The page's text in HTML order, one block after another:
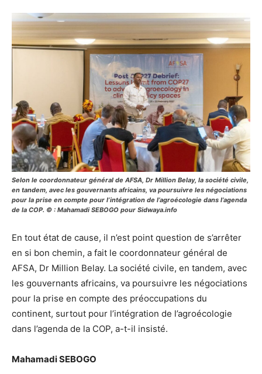
Selon le coordonnateur général de AFSA, Dr Million Belay, la société civile,
en tandem, avec les gouvernants africains, va poursuivre les négociations
pour la prise en compte pour l’intégration de l’agroécologie dans l’agenda
de la COP. © : Mahamadi SEBOGO pour Sidwaya.info
En tout état de cause, il n’est point question de s’arrêter
en si bon chemin, a fait le coordonnateur général de
AFSA, Dr Million Belay. La société civile, en tandem, avec
les gouvernants africains, va poursuivre les négociations
pour la prise en compte des préoccupations du
continent, surtout pour l’intégration de l’agroécologie
dans l’agenda de la COP, a-t-il insisté.
Mahamadi SEBOGO